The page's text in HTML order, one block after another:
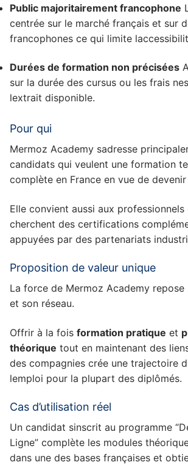
Public majoritairement francophone
centrée sur le marché français et sur
francophones ce qui limite
Durées de formation non précisées
sur la durée des cursus ou les frais
lextrait disponible.
Pour qui
Mermoz Academy sadresse
candidats qui veulent une formation
complète en France en vue de
Elle convient aussi aux
cherchent des certifications
appuyées par des partenariats
Proposition de valeur unique
La force de Mermoz Academy
et son réseau.
Offrir à la fois formation pratique et
théorique tout en maintenant des
des compagnies crée une trajectoire
lemploi pour la plupart des diplômés.
Cas d’utilisation réel
Un candidat sinscrit au programme
Ligne” complète les modules
dans une des bases françaises et